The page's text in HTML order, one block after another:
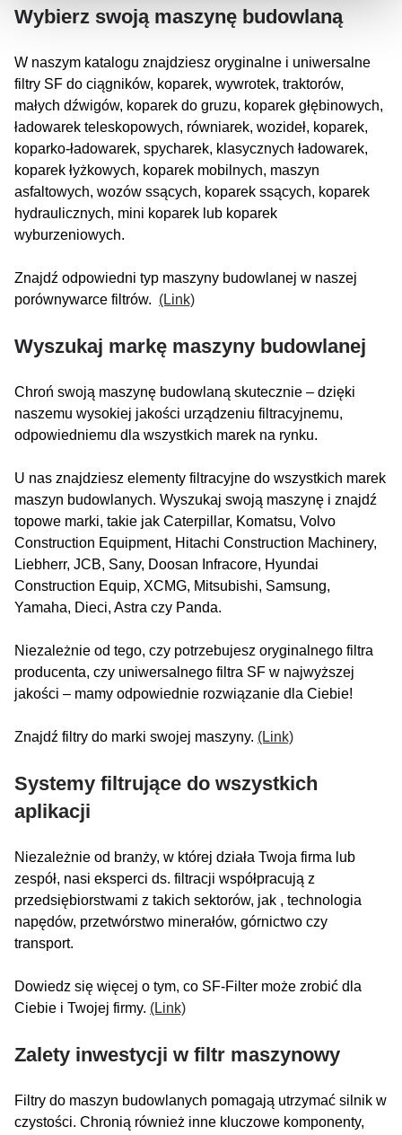
Wybierz swoją maszynę budowlaną
W naszym katalogu znajdziesz oryginalne i uniwersalne
filtry SF do ciągników, koparek, wywrotek, traktorów,
małych dźwigów, koparek do gruzu, koparek głębinowych,
ładowarek teleskopowych, równiarek, wozideł, koparek,
koparko-ładowarek, spycharek, klasycznych ładowarek,
koparek łyżkowych, koparek mobilnych, maszyn
asfaltowych, wozów ssących, koparek ssących, koparek
hydraulicznych, mini koparek lub koparek
wyburzeniowych.
Znajdź odpowiedni typ maszyny budowlanej w naszej
porównywarce filtrów. (Link)
Wyszukaj markę maszyny budowlanej
Chroń swoją maszynę budowlaną skutecznie – dzięki
naszemu wysokiej jakości urządzeniu filtracyjnemu,
odpowiedniemu dla wszystkich marek na rynku.
U nas znajdziesz elementy filtracyjne do wszystkich marek
maszyn budowlanych. Wyszukaj swoją maszynę i znajdź
topowe marki, takie jak Caterpillar, Komatsu, Volvo
Construction Equipment, Hitachi Construction Machinery,
Liebherr, JCB, Sany, Doosan Infracore, Hyundai
Construction Equip, XCMG, Mitsubishi, Samsung,
Yamaha, Dieci, Astra czy Panda.
Niezależnie od tego, czy potrzebujesz oryginalnego filtra
producenta, czy uniwersalnego filtra SF w najwyższej
jakości – mamy odpowiednie rozwiązanie dla Ciebie!
Znajdź filtry do marki swojej maszyny. (Link)
Systemy filtrujące do wszystkich
aplikacji
Niezależnie od branży, w której działa Twoja firma lub
zespół, nasi eksperci ds. filtracji współpracują z
przedsiębiorstwami z takich sektorów, jak , technologia
napędów, przetwórstwo minerałów, górnictwo czy
transport.
Dowiedz się więcej o tym, co SF-Filter może zrobić dla
Ciebie i Twojej firmy. (Link)
Zalety inwestycji w filtr maszynowy
Filtry do maszyn budowlanych pomagają utrzymać silnik w
czystości. Chronią również inne kluczowe komponenty,